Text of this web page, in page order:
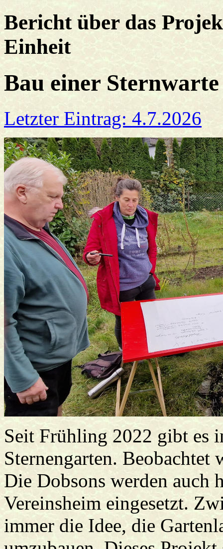
Bericht über das
Einheit
Bau einer
Letzter Eintrag: 4.7.2026
Seit Frühling 2022 gibt es
Sternengarten.
Die Dobsons werden auch
Vereinsheim eingesetzt.
immer die Idee, die